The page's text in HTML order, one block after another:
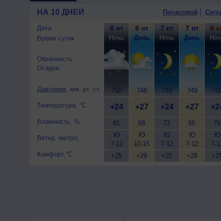
10 августа, ожидается
ветер южный, сильный,
НА 10 ДНЕЙ Почасовой
Дата
Время суток
Облачность
Осадки
Давление, мм. рт. ст.
Температура, °C
Влажность, %
Ветер, метр/с
Комфорт,°C
6 чт
Ночь
750
+24
81
Ю
7-12
+25
6 чт
День
748
+27
68
Ю
10-15
+29
7 пт
Ночь
749
+24
72
Ю
7-12
+25
7 пт
День
749
+27
65
Ю
7-12
+28
8
76
Ю
7-